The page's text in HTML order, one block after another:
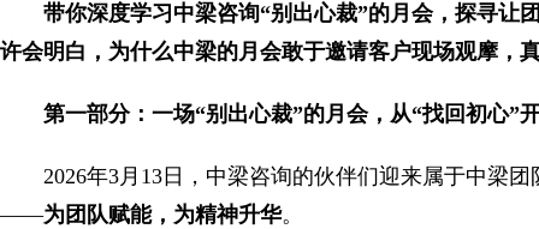
带你深度学习中梁咨询“别出心裁”的月会，探寻让
许会明白，为什么中梁的月会敢于邀请客户现场观摩，
第一部分：一场“别出心裁”的月会，从“找回初心”
2026年3月13日，中梁咨询的伙伴们迎来属于中梁
——为团队赋能，为精神升华。